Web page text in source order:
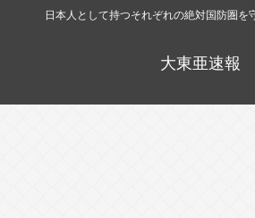
日本人として持つそれぞれの絶対国防圏を
大東亜速報